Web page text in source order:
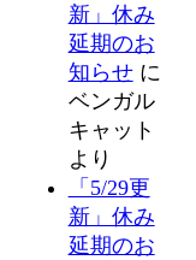
新」休み
延期のお
知らせに
ベンガル
キャット
より
「5/29更
新」休み
延期のお